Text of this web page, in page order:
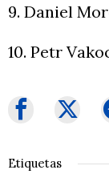
9. Daniel
10. Petr
Etiquetas